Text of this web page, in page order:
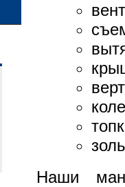
Наши